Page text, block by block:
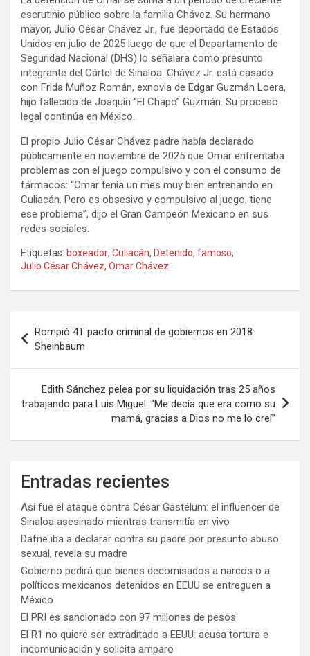
escrutinio público sobre la familia Chávez. Su hermano
mayor, Julio César Chávez Jr., fue deportado de Estados
Unidos en julio de 2025 luego de que el Departamento de
Seguridad Nacional (DHS) lo señalara como presunto
integrante del Cártel de Sinaloa. Chávez Jr. está casado
con Frida Muñoz Román, exnovia de Edgar Guzmán Loera,
hijo fallecido de Joaquín “El Chapo” Guzmán. Su proceso
legal continúa en México.
El propio Julio César Chávez padre había declarado
públicamente en noviembre de 2025 que Omar enfrentaba
problemas con el juego compulsivo y con el consumo de
fármacos: “Omar tenía un mes muy bien entrenando en
Culiacán. Pero es obsesivo y compulsivo al juego, tiene
ese problema”, dijo el Gran Campeón Mexicano en sus
redes sociales.
Etiquetas: boxeador, Culiacán, Detenido, famoso,
Julio César Chávez, Omar Chávez
de
entradas
Rompió 4T pacto criminal de gobiernos en 2018:
Sheinbaum
Edith Sánchez pelea por su liquidación tras 25 años
trabajando para Luis Miguel: “Me decía que era como su
mamá, gracias a Dios no me lo creí”
Entradas recientes
Así fue el ataque contra César Gastélum: el influencer de
Sinaloa asesinado mientras transmitía en vivo
Dafne iba a declarar contra su padre por presunto abuso
sexual, revela su madre
Gobierno pedirá que bienes decomisados a narcos o a
políticos mexicanos detenidos en EEUU se entreguen a
México
El PRI es sancionado con 97 millones de pesos
El R1 no quiere ser extraditado a EEUU: acusa tortura e
incomunicación y solicita amparo